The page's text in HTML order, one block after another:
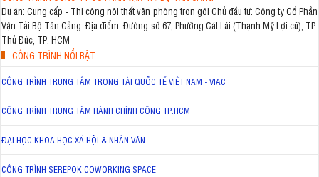
Dự án: Cung cấp - Thi công nội thất văn phòng trọn gói Chủ đầu tư: Công ty Cổ Phần
Vận Tải Bộ Tân Cảng Địa điểm: Đường số 67, Phường Cát Lái (Thạnh Mỹ Lợi cũ), TP.
Thủ Đức, TP. HCM
CÔNG TRÌNH NỔI BẬT
CÔNG TRÌNH TRUNG TÂM TRỌNG TÀI QUỐC TẾ VIỆT NAM - VIAC
CÔNG TRÌNH TRUNG TÂM HÀNH CHÍNH CÔNG TP.HCM
ĐẠI HỌC KHOA HỌC XÃ HỘI & NHÂN VĂN
CÔNG TRÌNH SEREPOK COWORKING SPACE